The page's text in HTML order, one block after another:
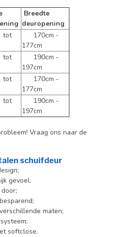
Breedte
deuropening
170cm -
177cm
190cm -
197cm
170cm -
177cm
190cm -
197cm
Vraag ons naar de
schuifdeur
gevoel;
maten;
softclose.